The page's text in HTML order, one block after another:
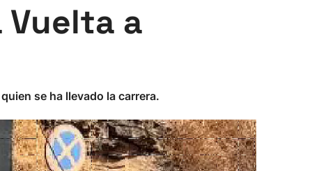
Vuelta a
se ha llevado la carrera.